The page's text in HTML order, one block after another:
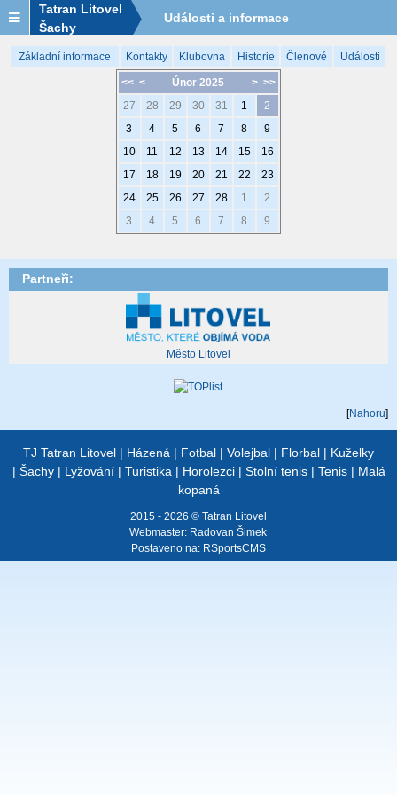
Tatran Litovel
Šachy
Události a informace
Základní informace Kontakty Klubovna Historie Členové Události
<< < > >>
Únor 2025
27
28 29 30 31 1
2
3
4 5 6 7 8
9
10
11 12 13 14 15
16
17
18 19 20 21 22
23
24
25 26 27 28 1
2
3
4 5 6 7 8 9
Partneři:
Město Litovel
[Nahoru]
TJ Tatran Litovel | Házená | Fotbal | Volejbal | Florbal | Kuželky
| Šachy| Lyžování| Turistika | Horolezci| Stolní tenis| Tenis| Malá
kopaná
2015 - 2026 © Tatran Litovel
Webmaster: Radovan Šimek
Postaveno na: RSportsCMS